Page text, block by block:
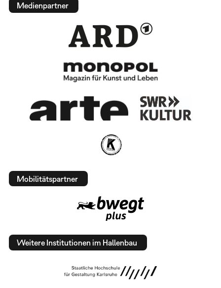
Medienpartner
Mobilitätspartner
Weitere Institutionen im Hallenbau